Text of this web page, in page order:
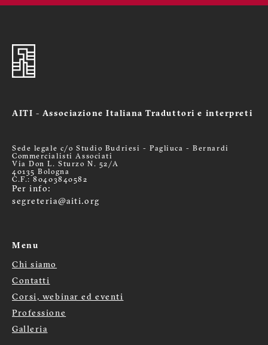
AITI - Associazione Italiana Traduttori e interpreti
Sede legale c/o Studio Budriesi - Pagliuca - Bernardi
Commercialisti Associati
Via Don L. Sturzo N. 52/A
40135 Bologna
C.F.: 80403840582
Per info:
segreteria@aiti.org
Menu
Menù
footer
Chi siamo
Contatti
Corsi, webinar ed eventi
Professione
Galleria